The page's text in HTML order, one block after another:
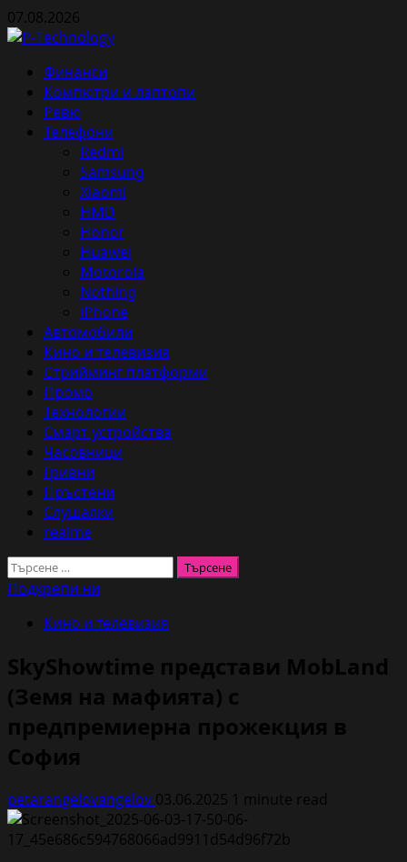
Skip
to
07.08.2026
Primary
Menu
Финанси
Компютри и лаптопи
Ревю
Телефони
Redmi
Samsung
Xiaomi
HMD
Honor
Huawei
Motorola
Nothing
iPhone
Автомобили
Кино и телевизия
Стрийминг платформи
Промо
Технологии
Смарт устройства
Часовници
Гривни
Пръстени
Слушалки
realme
Търсене
за:
Подкрепи ни
Кино и телевизия
SkyShowtime представи MobLand
(Земя на мафията) с
предпремиерна прожекция в
София
petarangelovangelov 03.06.2025 1 minute read